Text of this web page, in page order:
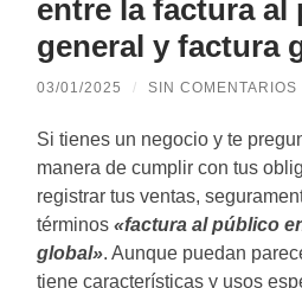
entre la factura al
general y factura
03/01/2025 / SIN COMENTARIOS
Si tienes un negocio y te
manera de cumplir con tus
registrar tus ventas,
términos«factura al público
global». Aunque puedan
tiene características y usos